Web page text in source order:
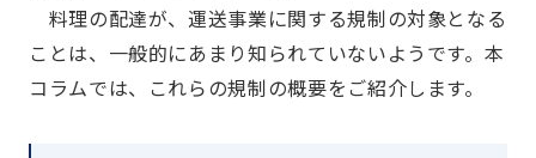
料理の配達が、運送事業に関する規制の対象となる
ことは、一般的にあまり知られていないようです。本
コラムでは、これらの規制の概要をご紹介します。